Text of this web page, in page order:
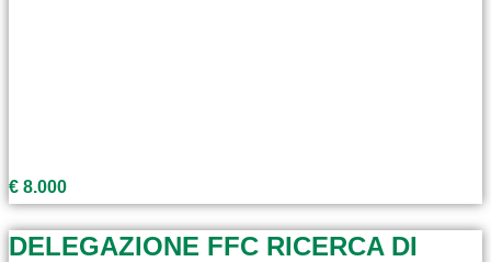
€ 8.000
DELEGAZIONE FFC RICERCA DI